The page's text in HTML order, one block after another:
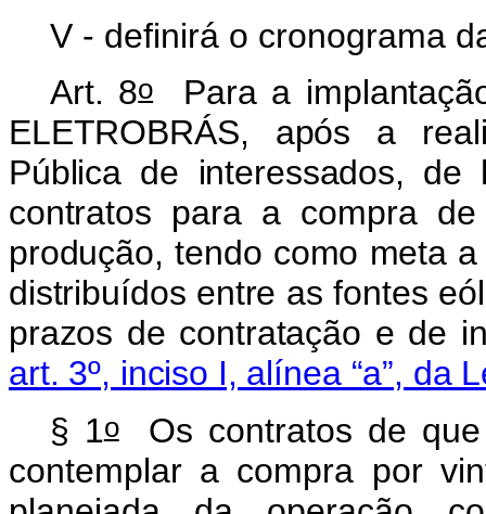
V - definirá o cronograma
Art. 8oPara a
ELETROBRÁS, após a
Pública de interessados,
contratos para a compra
produção,tendo como meta
distribuídos entre as fontes
prazos de contratação e de
art. 3º, inciso I, alínea “a”, da
§ 1oOs contratos de
contemplar a compra por